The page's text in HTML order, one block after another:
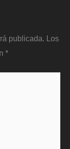
publicada. Los
*